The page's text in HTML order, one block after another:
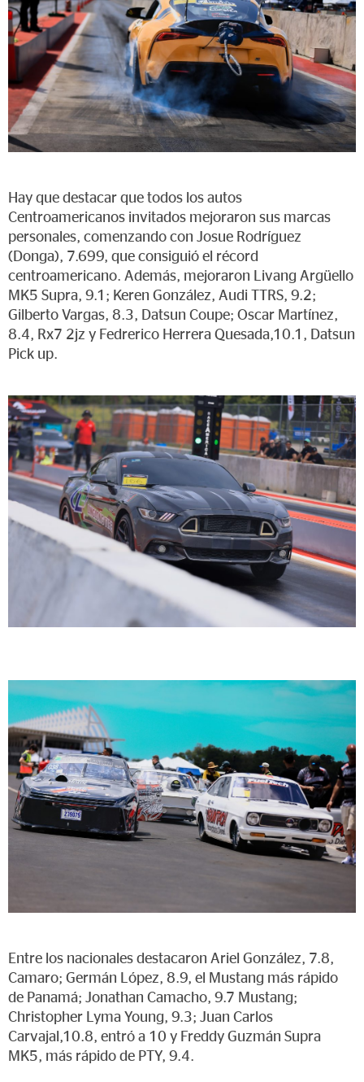
Hay que destacar que todos los autos
Centroamericanos invitados mejoraron sus marcas
personales, comenzando con Josue Rodríguez
(Donga), 7.699, que consiguió el récord
centroamericano. Además, mejoraron Livang Argüello
MK5 Supra, 9.1; Keren González, Audi TTRS, 9.2;
Gilberto Vargas, 8.3, Datsun Coupe; Oscar Martínez,
8.4, Rx7 2jz y Fedrerico Herrera Quesada,10.1, Datsun
Pick up.
Entre los nacionales destacaron Ariel González, 7.8,
Camaro; Germán López, 8.9, el Mustang más rápido
de Panamá; Jonathan Camacho, 9.7 Mustang;
Christopher Lyma Young, 9.3; Juan Carlos
Carvajal,10.8, entró a 10 y Freddy Guzmán Supra
MK5, más rápido de PTY, 9.4.